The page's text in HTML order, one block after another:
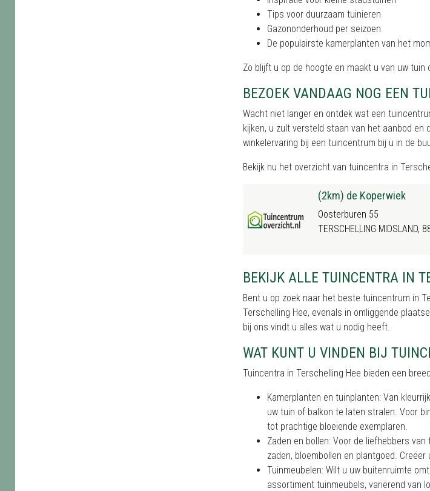
Tips voor duurzaam tuinieren
Gazononderhoud per seizoen
De populairste kamerplanten van het
Zo blijft u op de hoogte en maakt u van uw
BEZOEK VANDAAG NOG EEN
Wacht niet langer en ontdek wat een
kijken, u zult versteld staan van het aanbod en
winkelervaring bij een tuincentrum bij u in de
Bekijk nu het overzicht van tuincentra in
(2km) de Koperwiek
Oosterburen 55
TERSCHELLING MIDSLAND,
BEKIJK ALLE TUINCENTRA IN
Bent u op zoek naar het beste tuincentrum in
Terschelling Hee, evenals in omliggende
bij ons vindt u alles wat u nodig heeft.
WAT KUNT U VINDEN BIJ
Tuincentra in Terschelling Hee bieden een
Kamerplanten en tuinplanten: Van
uw tuin of balkon te laten stralen. Voor
tot prachtige bloeiende exemplaren.
Zaden en bollen: Voor de liefhebbers
zaden, bloembollen en plantgoed.
Tuinmeubelen: Wilt u uw buitenruimte
assortiment tuinmeubels, variërend van